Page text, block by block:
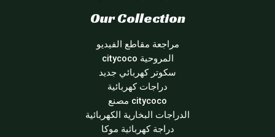
Our Collection
مراجعة مقاطع الفيديو
المروحية citycoco
سكوتر كهربائي جديد
دراجات كهربائية
citycoco مصنع
الدراجات البخارية الكهربائية
دراجة كهربائية موكا